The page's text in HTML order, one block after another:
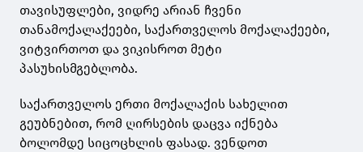
თავისუფლები, ვიდრე არიან ჩვენი
თანამოქალაქეები, საქართველოს მოქალაქეები,
ვიტვირთოთ და ვიკისროთ მეტი
პასუხისმგებლობა.
საქართველოს ერთი მოქალაქის სახელით
გეუბნებით, რომ ღირსების დაცვა იქნება
ბოლომდე სიცოცხლის ფასად. ვენდოთ